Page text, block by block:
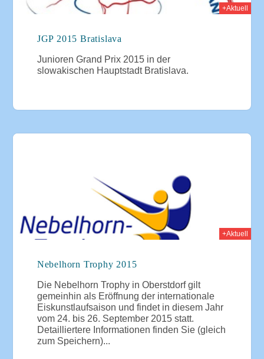
+Aktuell
JGP 2015 Bratislava
Junioren Grand Prix 2015 in der
slowakischen Hauptstadt Bratislava.
+Aktuell
Nebelhorn Trophy 2015
Die Nebelhorn Trophy in Oberstdorf gilt
gemeinhin als Eröffnung der internationale
Eiskunstlaufsaison und findet in diesem Jahr
vom 24. bis 26. September 2015 statt.
Detailliertere Informationen finden Sie (gleich
zum Speichern)...